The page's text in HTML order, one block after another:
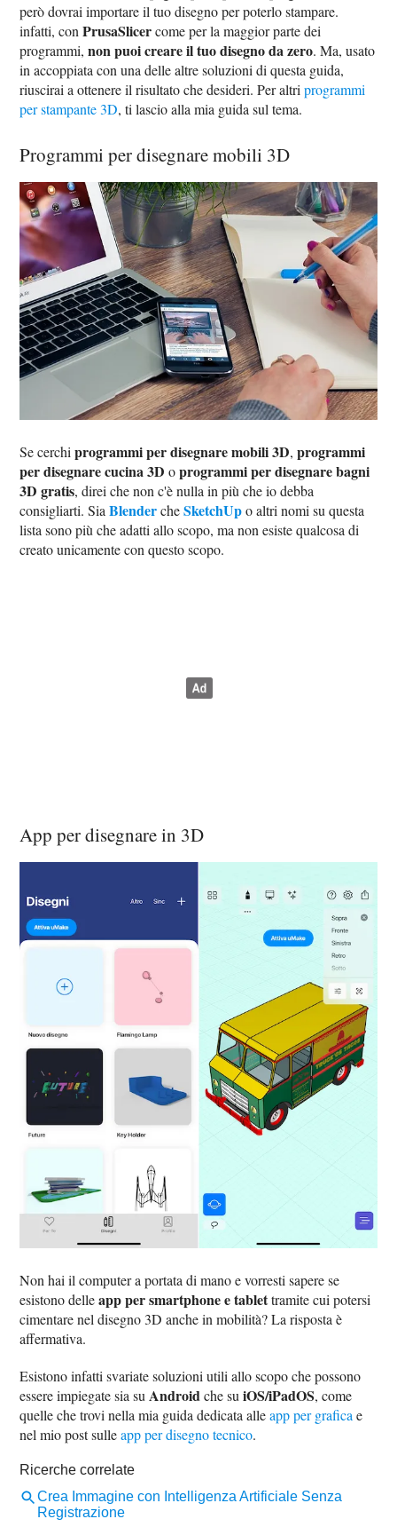
però dovrai importare il tuo disegno per poterlo stampare.
infatti, conPrusaSlicercome per la maggior parte dei
programmi,non puoi creare il tuo disegno da zero. Ma, usato
in accoppiata con una delle altre soluzioni di questa guida,
riuscirai a ottenere il risultato che desideri. Per altriprogrammi
per stampante 3D, ti lascio alla mia guida sul tema.
Programmi per disegnare mobili 3D
Se cerchiprogrammi per disegnare mobili 3D,programmi
per disegnare cucina 3D oprogrammi per disegnare bagni
3D gratis, direi che non c'è nulla in più che io debba
consigliarti. SiaBlendercheSketchUpo altri nomi su questa
lista sono più che adatti allo scopo, ma non esiste qualcosa di
creato unicamente con questo scopo.
App per disegnare in 3D
Non hai il computer a portata di mano e vorresti sapere se
esistono delleapp per smartphone e tablettramite cui potersi
cimentare nel disegno 3D anche in mobilità? La risposta è
affermativa.
Esistono infatti svariate soluzioni utili allo scopo che possono
essere impiegate sia su Androidche suiOS/iPadOS, come
quelle che trovi nella mia guida dedicata alleapp per grafica e
nel mio post sulleapp per disegno tecnico.